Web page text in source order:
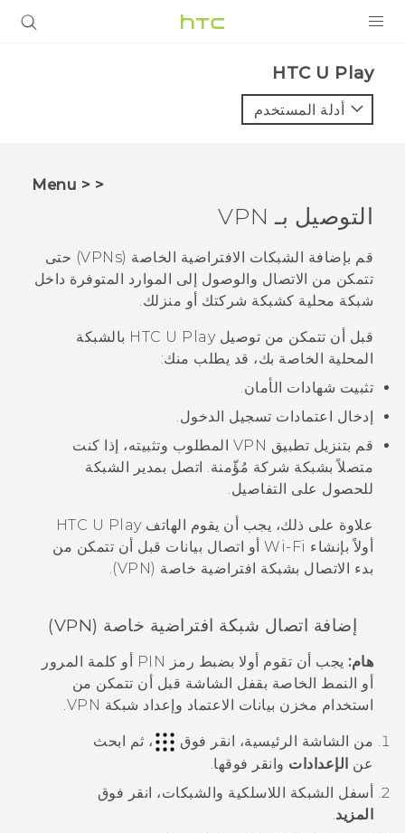
VIVE
VIVERSE
البرامج + التطبيقات
الدعم
أجهزة HTC والملحقات
HTC U Play‎
أدلة المستخدم
< < Menu
التوصيل بـ VPN
قم بإضافة الشبكات الافتراضية الخاصة (VPNs) حتى
تتمكن من الاتصال والوصول إلى الموارد المتوفرة داخل
شبكة محلية كشبكة شركتك أو منزلك.
قبل أن تتمكن من توصيلHTC U Play بالشبكة
المحلية الخاصة بك، قد يطلب منك:
تثبيت شهادات الأمان.
إدخال اعتمادات تسجيل الدخول.
قم بتنزيل تطبيق VPN المطلوب وتثبيته، إذا كنت
متصلاً بشبكة شركة مُؤّمنة. اتصل بمدير الشبكة
للحصول على التفاصيل.
علاوة على ذلك، يجب أن يقوم الهاتفHTC U Play
أولاً بإنشاء Wi‍-Fi أو اتصال بيانات قبل أن تتمكن من
بدء الاتصال بشبكة افتراضية خاصة (VPN).
إضافة اتصال شبكة افتراضية خاصة (VPN)
هام:
يجب أن تقوم أولا بضبط رمز PIN أو كلمة المرور
أو النمط الخاصة بقفل الشاشة قبل أن تتمكن من
استخدام مخزن بيانات الاعتماد وإعداد شبكة VPN.
من الشاشة الرئيسية، انقر فوق
، ثم ابحث
عن الإعدادات وانقر فوقها.
أسفل الشبكة اللاسلكية والشبكات، انقر فوق
المزيد.